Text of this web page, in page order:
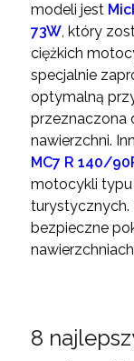
modeli jest
73W, który
ciężkich
specjalnie
optymalną
przeznaczona
nawierzchni.
MC7 R 140/
motocykli typu
turystycznych.
bezpieczne
8